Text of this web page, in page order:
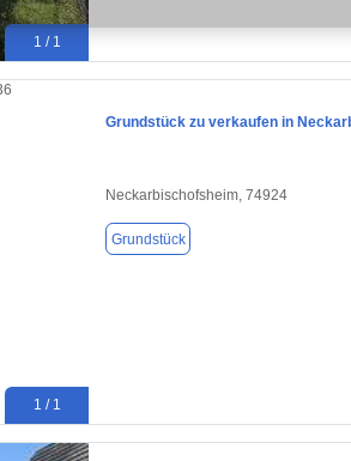
1 / 1
1 / 1
Grundstück zu verkaufen in
Neckarbischofsheim, 74924
Grundstück